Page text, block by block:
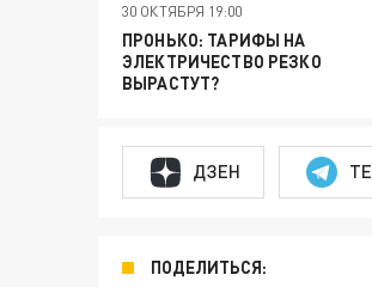
30 ОКТЯБРЯ 19:00
ПРОНЬКО: ТАРИФЫ НА
ЭЛЕКТРИЧЕСТВО РЕЗКО
ВЫРАСТУТ?
ДЗЕН
ПОДЕЛИТЬСЯ: